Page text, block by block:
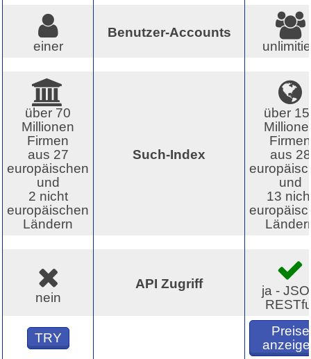
einer
Benutzer-Accounts
über 70
Millionen
Firmen
aus 27
europäischen
und
2 nicht
europäischen
Ländern
Such-Index
über
Firmen
aus 28
und
13
nein
API Zugriff
ja -
TRY
Preise